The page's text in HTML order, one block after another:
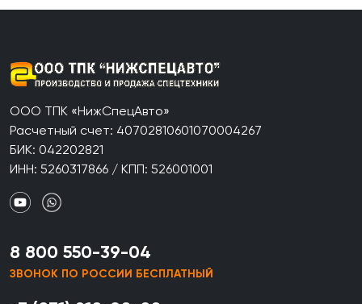
ООО ТПК «НижСпецАвто»
Расчетный счет: 40702810601070004267
БИК: 042202821
ИНН: 5260317866 / КПП: 526001001
8 800 550-39-04
ЗВОНОК ПО РОССИИ БЕСПЛАТНЫЙ